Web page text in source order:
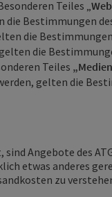
Teiles „
Bestimmungen
die
die
Teiles
gelten die
Angebote des
etwas anderes
zu